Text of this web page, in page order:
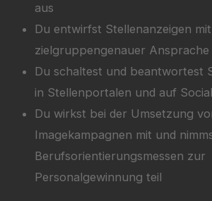
aus
Du entwirfst Stellenanzeigen mit
zielgruppengenauer Ansprache
Du schaltest und beantwortest
in Stellenportalen und auf
Du wirkst bei der Umsetzung
Imagekampagnen mit und
Berufsorientierungsmessen zur
Personalgewinnung teil